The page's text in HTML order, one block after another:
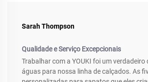
Sarah Thompson
Qualidade e Serviço Excepcionais
Trabalhar com a YOUKI foi um verdadeiro
águas para nossa linha de calçados. As